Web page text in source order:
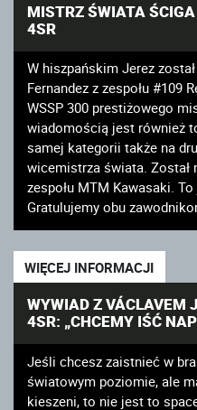
MISTRZ ŚWIATA
4SR
W hiszpańskim Jerez
Fernandez z zespołu #109
WSSP 300 prestiżowego
wiadomością jest również
samej kategorii także na
wicemistrza świata. Został
zespołu MTM Kawasaki.
Gratulujemy obu
WIĘCEJ INFORMACJI
WYWIAD Z VÁCLAVEM
4SR: „CHCEMY IŚĆ
Jeśli chcesz zaistnieć w
światowym poziomie, ale
kieszeni, to nie jest to